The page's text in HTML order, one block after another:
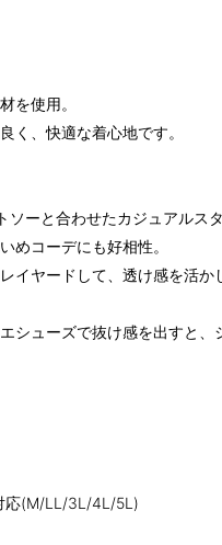
を使用。
く、快適な着心地です。
ソーと合わせたカジュアルス
めコーデにも好相性。
イヤードして、透け感を活か
シューズで抜け感を出すと、
応(M/LL/3L/4L/5L)